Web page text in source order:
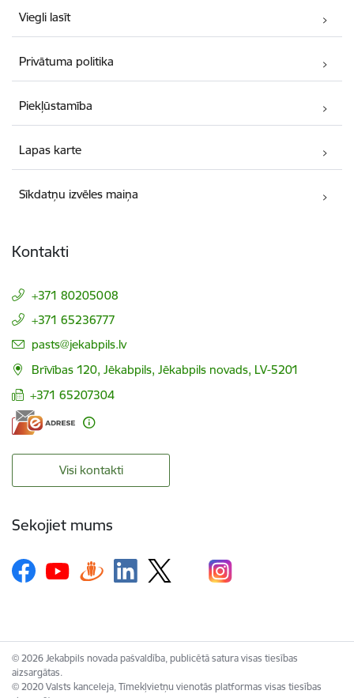
Viegli lasīt
Privātuma politika
Piekļūstamība
Lapas karte
Sīkdatņu izvēles maiņa
Kontakti
+371 80205008
+371 65236777
E-pasts:
pasts@jekabpils.lv
Brīvības 120, Jēkabpils, Jēkabpils novads, LV-5201
+371 65207304
Visi kontakti
Sekojiet mums
© 2026 Jekabpils novada pašvaldība, publicētā satura visas tiesības
aizsargātas.
© 2020 Valsts kanceleja, Tīmekļvietņu vienotās platformas visas tiesības